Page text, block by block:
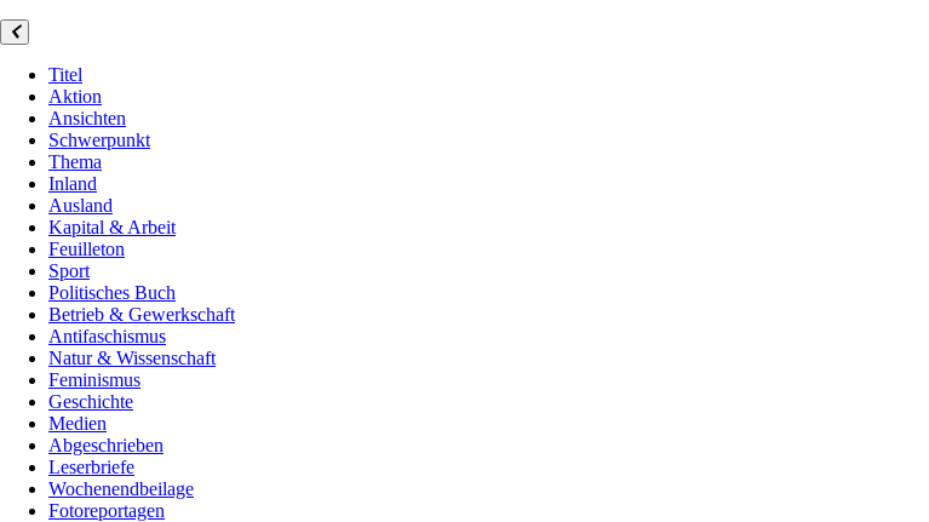
Titel
Aktion
Ansichten
Schwerpunkt
Thema
Inland
Ausland
Kapital & Arbeit
Feuilleton
Sport
Politisches Buch
Betrieb & Gewerkschaft
Antifaschismus
Natur & Wissenschaft
Feminismus
Geschichte
Medien
Abgeschrieben
Leserbriefe
Wochenendbeilage
Fotoreportagen